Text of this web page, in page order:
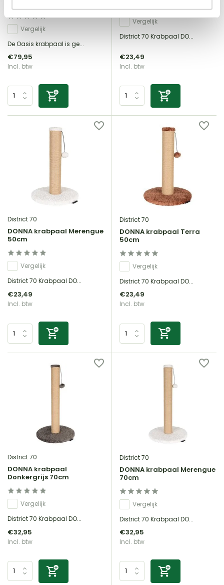
Vergelijk
De Oasis krabpaal is ge...
€79,95
Incl. btw
Vergelijk
District 70 Krabpaal DO...
€23,49
Incl. btw
District 70
DONNA krabpaal Merengue
50cm
Vergelijk
District 70 Krabpaal DO...
€23,49
Incl. btw
District 70
DONNA krabpaal Terra
50cm
Vergelijk
District 70 Krabpaal DO...
€23,49
Incl. btw
District 70
DONNA krabpaal
Donkergrijs 70cm
Vergelijk
District 70 Krabpaal DO...
€32,95
Incl. btw
District 70
DONNA krabpaal Merengue
70cm
Vergelijk
District 70 Krabpaal DO...
€32,95
Incl. btw